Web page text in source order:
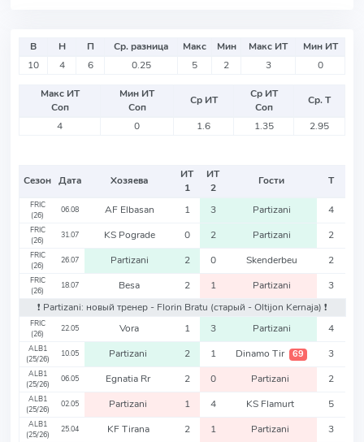
В Н П Ср. разница Макс Мин Макс ИТ
Мин ИТ
10
4 6 0.25 5 2 3 0
Макс ИТ
Соп
Мин ИТ
Соп
Ср ИТ
Ср ИТ
Соп
Ср. Т
4
0 1.6 1.35 2.95
Сезон Дата Хозяева
ИТ
1
ИТ
2
Гости Т
FRIC
(26)
06.08 AF Elbasan 1 3 Partizani 4
FRIC
(26)
31.07 KS Pograde 0 2 Partizani 2
FRIC
(26)
26.07 Partizani 2 0 Skenderbeu 2
FRIC
(26)
18.07 Besa 2 1 Partizani
3
❗️ Partizani: новый тренер - Florin Bratu (старый - Oltijon Kernaja) ❗️
FRIC
(26)
22.05 Vora 1 3 Partizani 4
ALB1
(25/26)
10.05 Partizani 2 1 Dinamo Tir 69 3
ALB1
(25/26)
06.05 Egnatia Rr 2 0 Partizani 2
ALB1
(25/26)
02.05 Partizani 1 4 KS Flamurt 5
ALB1
(25/26)
25.04 KF Tirana 2 1 Partizani 3